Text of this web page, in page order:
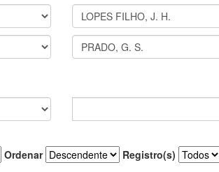
Ordenar Registro(s)